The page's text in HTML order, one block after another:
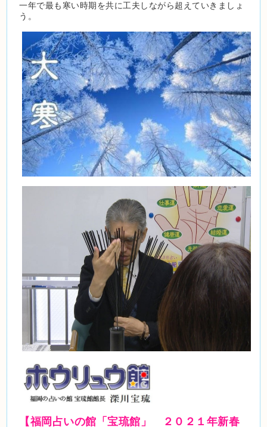
一年で最も寒い時期を共に工夫しながら超えていきましょ
う。
【福岡占いの館「宝琉館」 ２０２１年新春